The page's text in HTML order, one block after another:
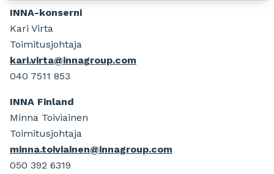
INNA-konserni
Kari Virta
Toimitusjohtaja
kari.virta@innagroup.com
040 7511 853
INNA Finland
Minna Toiviainen
Toimitusjohtaja
minna.toiviainen@innagroup.com
050 392 6319